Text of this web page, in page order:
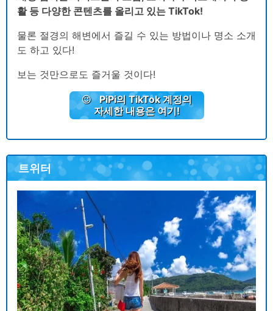
활 등 다양한 콘텐츠를 올리고 있는 TikTok!
물론 절경의 해변에서 즐길 수 있는 방법이나 명소 소개
도 하고 있다!
보는 것만으로도 즐거울 것이다!
PiPi의 TikTok 계정의
자세한 내용은 여기!
트위터